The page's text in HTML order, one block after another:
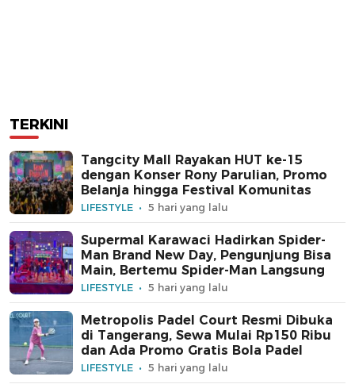
TERKINI
Tangcity Mall Rayakan HUT ke-15
dengan Konser Rony Parulian, Promo
Belanja hingga Festival Komunitas
LIFESTYLE 5 hari yang lalu
Supermal Karawaci Hadirkan Spider-
Man Brand New Day, Pengunjung Bisa
Main, Bertemu Spider-Man Langsung
LIFESTYLE 5 hari yang lalu
Metropolis Padel Court Resmi Dibuka
di Tangerang, Sewa Mulai Rp150 Ribu
dan Ada Promo Gratis Bola Padel
LIFESTYLE 5 hari yang lalu